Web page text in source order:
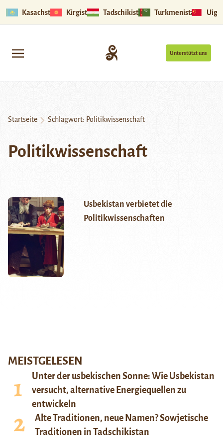
Kasachstan Kirgistan Tadschikistan Turkmenistan
Unterstützt uns
Startseite Schlagwort: Politikwissenschaft
Politikwissenschaft
Usbekistan verbietet die
Politikwissenschaften
MEISTGELESEN
Unter der usbekischen Sonne: Wie Usbekistan
versucht, alternative Energiequellen zu
entwickeln
Alte Traditionen, neue Namen? Sowjetische
Traditionen in Tadschikistan